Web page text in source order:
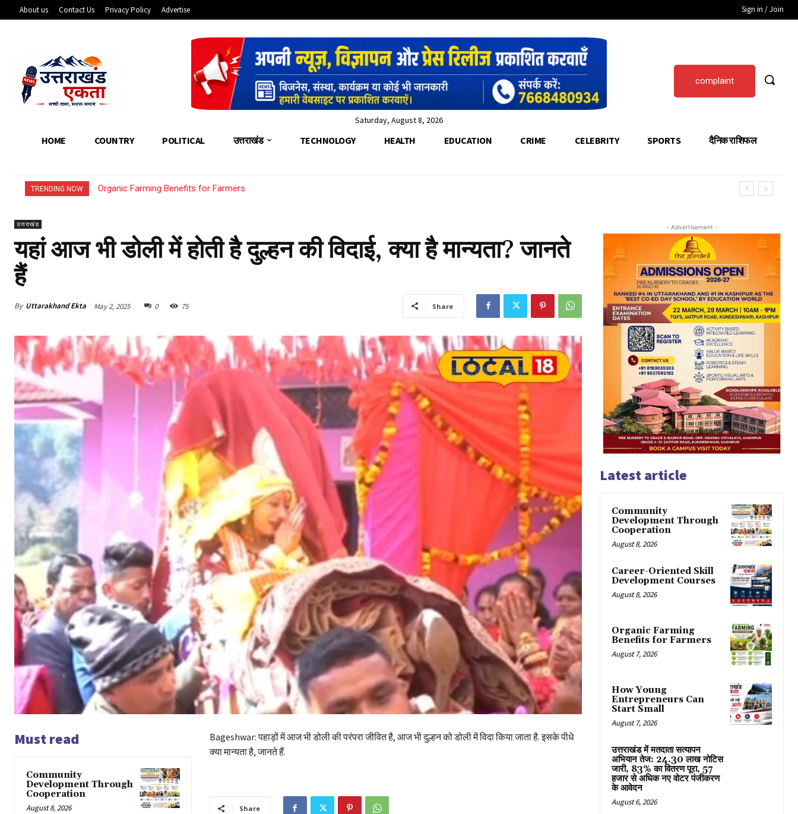
About us Contact Us Privacy Policy Advertise Sign in / Join
Saturday, August 8, 2026
complaint
HOME COUNTRY POLITICAL उत्तराखंड TECHNOLOGY HEALTH EDUCATION CRIME CELEBRITY SPORTS दैनिक राशिफल
TRENDING NOW Organic Farming Benefits for Farmers
How Young Entrepreneurs Can Start Small
उत्तराखंड
यहां आज भी डोली में होती है दुल्हन की विदाई, क्या है मान्यता? जानते
हैं
By Uttarakhand Ekta May 2, 2025 0 75 Share
Must read
Community
Development Through
Cooperation
August 8, 2026
Bageshwar: पहाड़ों में आज भी डोली की परंपरा जीवित है, आज भी दुल्हन को डोली में विदा किया जाता है. इसके पीधे
क्या मान्यता है, जानते हैं.
Share
- Advertisement -
Latest article
Community
Development Through
Cooperation
August 8, 2026
Career-Oriented Skill
Development Courses
August 8, 2026
Organic Farming
Benefits for Farmers
August 7, 2026
How Young
Entrepreneurs Can
Start Small
August 7, 2026
उत्तराखंड में मतदाता सत्यापन
अभियान तेज: 24.30 लाख नोटिस
जारी, 83% का वितरण पूरा, 57
हजार से अधिक नए वोटर पंजीकरण
के आवेदन
August 6, 2026